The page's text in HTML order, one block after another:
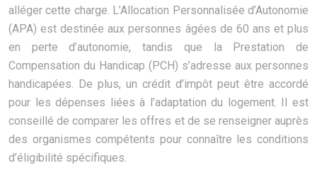
alléger cette charge. L’Allocation Personnalisée d’Autonomie
(APA) est destinée aux personnes âgées de 60 ans et plus
en perte d’autonomie, tandis que la Prestation de
Compensation du Handicap (PCH) s’adresse aux personnes
handicapées. De plus, un crédit d’impôt peut être accordé
pour les dépenses liées à l’adaptation du logement. Il est
conseillé de comparer les offres et de se renseigner auprès
des organismes compétents pour connaître les conditions
d’éligibilité spécifiques.